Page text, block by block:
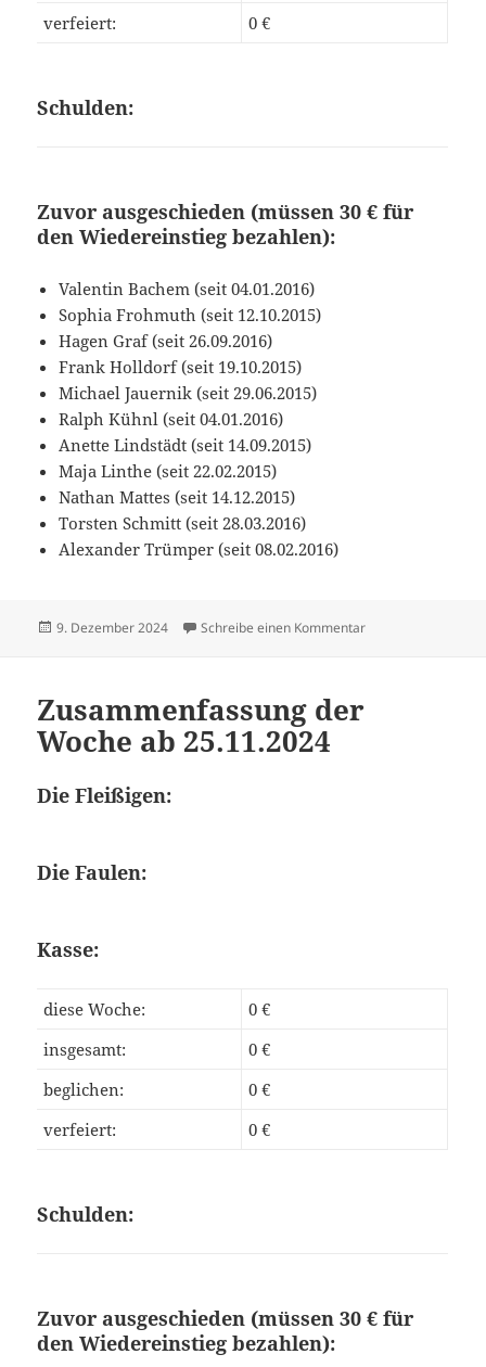
verfeiert:
0 €
Schulden:
Zuvor ausgeschieden (müssen 30 € für
den Wiedereinstieg bezahlen):
Valentin Bachem (seit 04.01.2016)
Sophia Frohmuth (seit 12.10.2015)
Hagen Graf (seit 26.09.2016)
Frank Holldorf (seit 19.10.2015)
Michael Jauernik (seit 29.06.2015)
Ralph Kühnl (seit 04.01.2016)
Anette Lindstädt (seit 14.09.2015)
Maja Linthe (seit 22.02.2015)
Nathan Mattes (seit 14.12.2015)
Torsten Schmitt (seit 28.03.2016)
Alexander Trümper (seit 08.02.2016)
Veröffentlicht
9. Dezember 2024 Schreibe einen Kommentarzu
Zusammenfassung der
Woche ab 25.11.2024
Die Fleißigen:
Die Faulen:
Kasse:
diese Woche:
0 €
insgesamt:
0 €
beglichen:
0 €
verfeiert:
0 €
Schulden:
Zuvor ausgeschieden (müssen 30 € für
den Wiedereinstieg bezahlen):